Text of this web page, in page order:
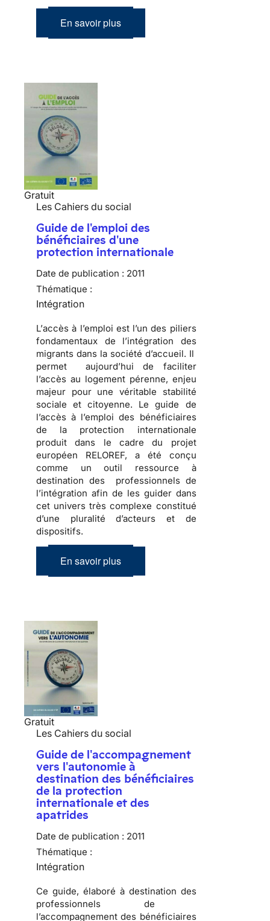
En savoir plus
Gratuit
Les Cahiers du social
Guide de l'emploi des
bénéficiaires d'une
protection internationale
Date de publication : 2011
Thématique :
Intégration
L’accès à l’emploi est l’un des piliers
fondamentaux de l’intégration des
migrants dans la société d’accueil. Il
permet aujourd’hui de faciliter
l’accès au logementpérenne, enjeu
majeur pour une véritable stabilité
sociale et citoyenne. Le guide de
l’accès à l’emploi des bénéficiaires
de la protection internationale
produit dans le cadre du projet
européen RELOREF, a été conçu
comme un outil ressource à
destination des professionnels de
l’intégration afin de les guider dans
cet univers très complexe constitué
d’une pluralité d’acteurs et de
dispositifs.
En savoir plus
Gratuit
Les Cahiers du social
Guide de l'accompagnement
vers l'autonomie à
destination des bénéficiaires
de la protection
internationale et des
apatrides
Date de publication : 2011
Thématique :
Intégration
Ce guide, élaboré à destination des
professionnels de
l’accompagnement des bénéficiaires